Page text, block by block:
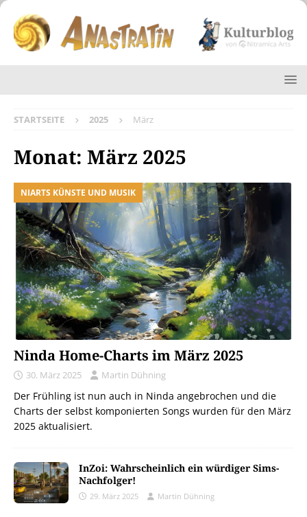
STARTSEITE 2025 März
Monat: März 2025
NIARTS KÜNSTE UND MUSIK
Ninda Home-Charts im März 2025
30. März 2025 Martin Dühning
Der Frühling ist nun auch in Ninda angebrochen und die
Charts der selbst komponierten Songs wurden für den März
2025 aktualisiert.
InZoi: Wahrscheinlich ein würdiger Sims-
Nachfolger!
29. März 2025 Martin Dühning